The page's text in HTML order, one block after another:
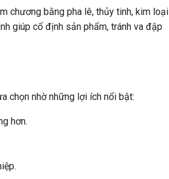
chương bằng pha lê, thủy tinh, kim loại
giúp cố định sản phẩm, tránh va đập
chọn nhờ những lợi ích nổi bật:
hơn.